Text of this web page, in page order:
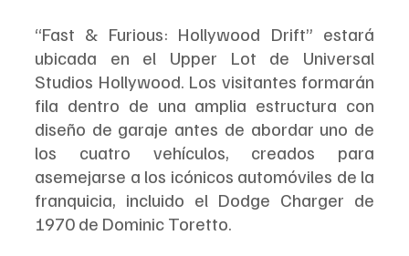
“Fast & Furious: Hollywood Drift” estará
ubicada en el Upper Lot de Universal
Studios Hollywood. Los visitantes formarán
fila dentro de una amplia estructura con
diseño de garaje antes de abordar uno de
los cuatro vehículos, creados para
asemejarse a los icónicos automóviles de la
franquicia, incluido el Dodge Charger de
1970 de Dominic Toretto.